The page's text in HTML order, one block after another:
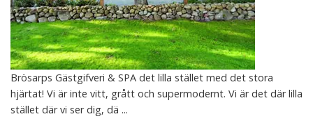
Brösarps Gästgifveri & SPA det lilla stället med det stora
hjärtat! Vi är inte vitt, grått och supermodernt. Vi är det där lilla
stället där vi ser dig, dä ...